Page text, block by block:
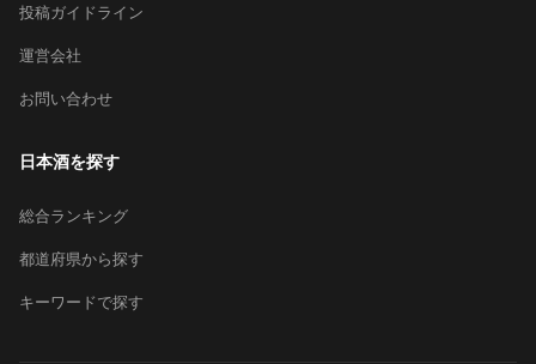
投稿ガイドライン
運営会社
お問い合わせ
日本酒を探す
総合ランキング
都道府県から探す
キーワードで探す